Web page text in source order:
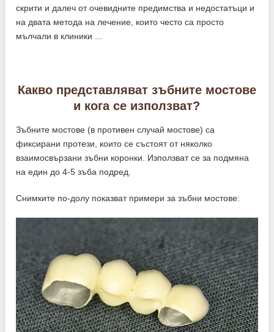
скрити и далеч от очевидните предимства и недостатъци и
на двата метода на лечение, които често са просто
мълчали в клиники ...
Какво представляват зъбните мостове
и кога се използват?
Зъбните мостове (в противен случай мостове) са
фиксирани протези, които се състоят от няколко
взаимосвързани зъбни коронки. Използват се за подмяна
на един до 4-5 зъба подред.
Снимките по-долу показват примери за зъбни мостове: